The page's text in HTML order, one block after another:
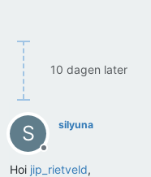
10 dagen later
S
Offline
silyuna
Hoi jip_rietveld,